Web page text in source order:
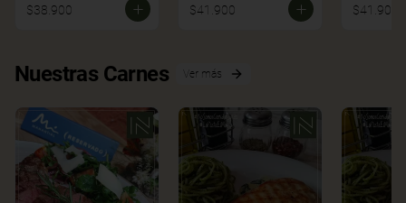
$38.900 $41.900 $41.900
Nuestras Carnes Ver más